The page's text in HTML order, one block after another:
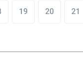
19 20 21